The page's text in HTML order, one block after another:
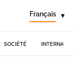
Français ▾
SOCIÉTÉ